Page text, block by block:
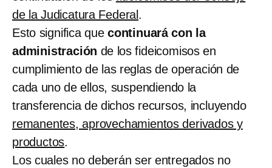
de la Judicatura Federal .
Esto significa que continuará con la
administración de los fideicomisos en
cumplimiento de las reglas de operación de
cada uno de ellos, suspendiendo la
transferencia de dichos recursos, incluyendo
remanentes, aprovechamientos derivados y
productos.
Los cuales no deberán ser entregados no